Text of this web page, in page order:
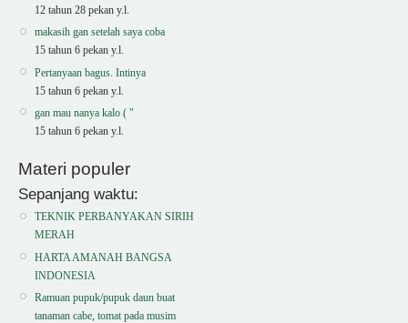
12 tahun 28 pekan y.l.
makasih gan setelah saya coba
15 tahun 6 pekan y.l.
Pertanyaan bagus. Intinya
15 tahun 6 pekan y.l.
gan mau nanya kalo ( "
15 tahun 6 pekan y.l.
Materi populer
Sepanjang waktu:
TEKNIK PERBANYAKAN SIRIH
MERAH
HARTA AMANAH BANGSA
INDONESIA
Ramuan pupuk/pupuk daun buat
tanaman cabe, tomat pada musim